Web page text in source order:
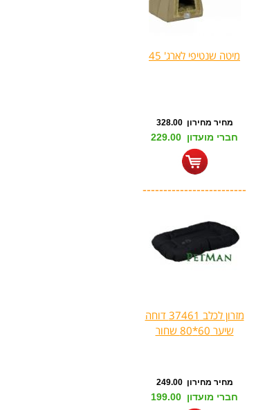
מיטה שנטיפי לארג' 45
מחיר מחירון 328.00
חברי מועדון 229.00
-------------------------
מזרון לכלב 37461 דוחה
שיער 60*80 שחור
מחיר מחירון 249.00
חברי מועדון 199.00